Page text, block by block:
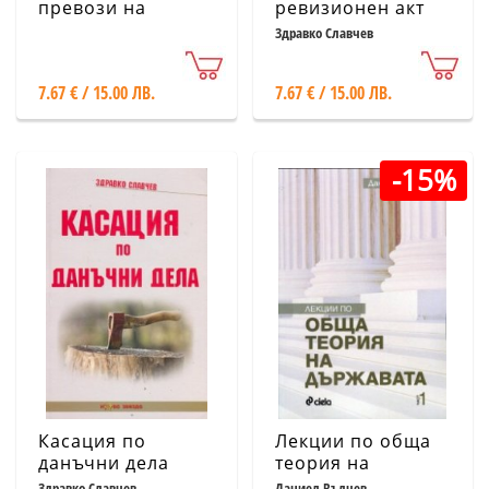
превози на
международен, за
собствена сметка
(530 въпроса)
7.67 € / 15.00 ЛВ.
ревизионен акт
Здравко Славчев
7.67 € / 15.00 ЛВ.
Касация по
данъчни дела
-15%
Лекции по обща
теория на